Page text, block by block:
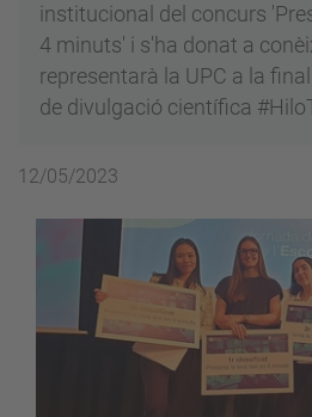
institucional del concurs
4 minuts' i s'ha donat a
representarà la UPC a la
de divulgació científica
12/05/2023